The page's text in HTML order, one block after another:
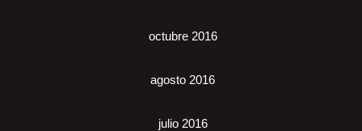
octubre 2016
agosto 2016
julio 2016